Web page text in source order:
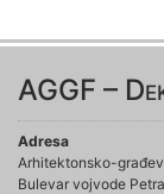
AGGF –
Adresa
Arhitektonsko-
Bulevar vojvode